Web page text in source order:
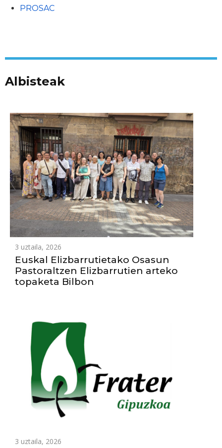
PROSAC
Albisteak
3 uztaila, 2026
Euskal Elizbarrutietako Osasun
Pastoraltzen Elizbarrutien arteko
topaketa Bilbon
3 uztaila, 2026